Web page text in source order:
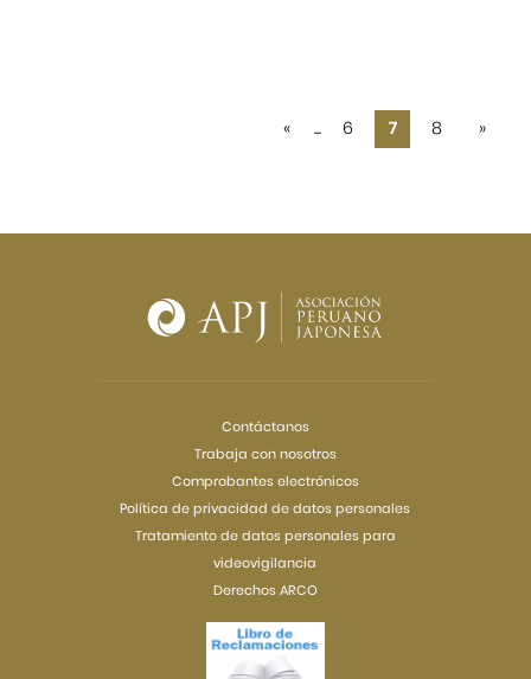
« ... 6 7 8 »
Contáctanos
Trabaja con nosotros
Comprobantes electrónicos
Política de privacidad de datos personales
Tratamiento de datos personales para
videovigilancia
Derechos ARCO